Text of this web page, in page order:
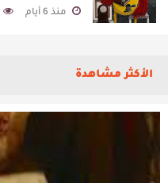
منذ 6 أيام
الأكثر مشاهدة